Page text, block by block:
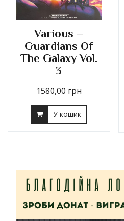
Various –
Guardians Of
The Galaxy Vol.
3
1580,00 грн
У кошик